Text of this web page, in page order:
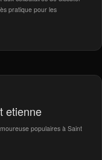
pratique pour les
etienne
populaires à Saint